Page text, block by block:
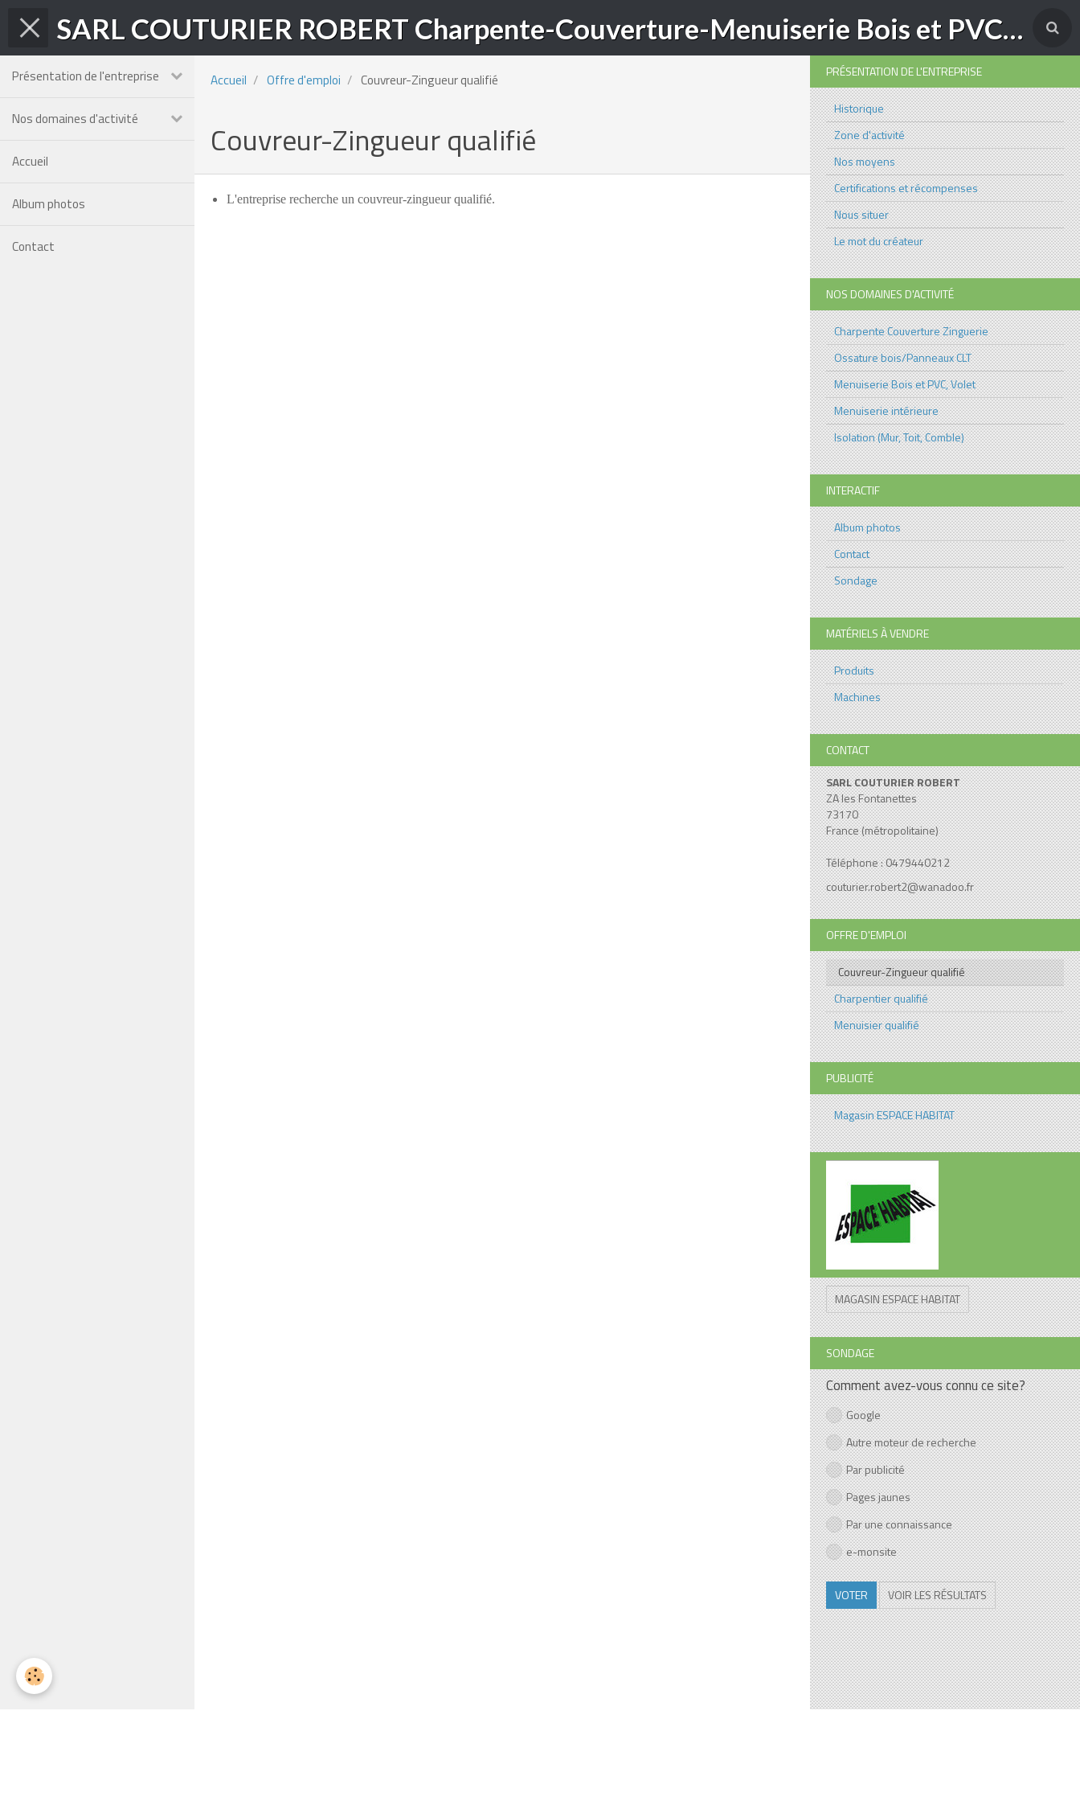
SARL COUTURIER ROBERT Charpente-Couverture-Menuiserie Bois et PVC à Yenne (73)
Présentation de l'entreprise
Nos domaines d'activité
Accueil
Album photos
Contact
Accueil Offre d'emploi Couvreur-Zingueur qualifié
Couvreur-Zingueur qualifié
L'entreprise recherche un couvreur-zingueur qualifié.
PRÉSENTATION DE L'ENTREPRISE
Historique
Zone d'activité
Nos moyens
Certifications et récompenses
Nous situer
Le mot du créateur
NOS DOMAINES D'ACTIVITÉ
Charpente Couverture Zinguerie
Ossature bois/Panneaux CLT
Menuiserie Bois et PVC, Volet
Menuiserie intérieure
Isolation (Mur, Toit, Comble)
INTERACTIF
Album photos
Contact
Sondage
MATÉRIELS À VENDRE
Produits
Machines
CONTACT
SARL COUTURIER ROBERT
ZA les Fontanettes
73170
France (métropolitaine)
Téléphone : 0479440212
couturier.robert2@wanadoo.fr
OFFRE D'EMPLOI
Couvreur-Zingueur qualifié
Charpentier qualifié
Menuisier qualifié
PUBLICITÉ
Magasin ESPACE HABITAT
MAGASIN ESPACE HABITAT
SONDAGE
Comment avez-vous connu ce site?
Google
Autre moteur de recherche
Par publicité
Pages jaunes
Par une connaissance
e-monsite
VOTER VOIR LES RÉSULTATS